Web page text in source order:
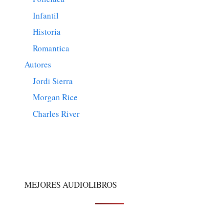
Infantil
Historia
Romantica
Autores
Jordi Sierra
Morgan Rice
Charles River
MEJORES AUDIOLIBROS